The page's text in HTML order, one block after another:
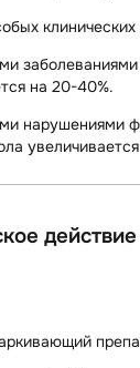
клинических
заболеваниями
на 20-40%.
нарушениями